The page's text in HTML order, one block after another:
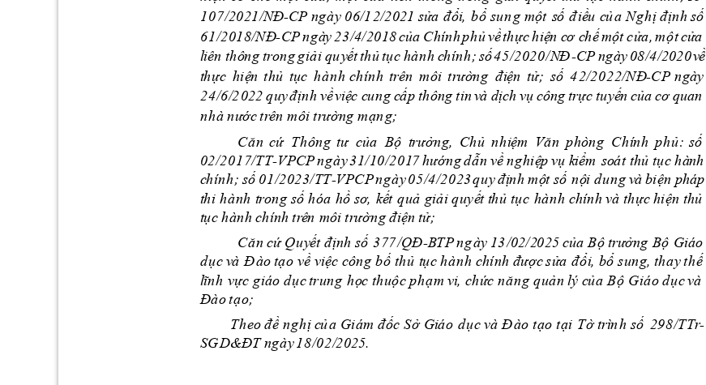
107/2021/NĐ-CP ngày 06/12/2021 sửa đổi, bổ sung một số điều của Nghị định số
61/2018/NĐ-CPngày 23/4/2018 của Chínhphủvềthựchiện cơ chế một cửa, mộtcửa
liên thôngtronggiải quyết thủ tục hành chính; số45/2020/NĐ-CP ngày 08/4/2020về
thực hiện thủ tục hành chính trên môi trường điện tử;
  số
42/2022/NĐ-CP ngày
24/6/2022quyđịnh vềviệc cungcấpthôngtin và dịch vụ côngtrực tuyến củacơ quan
nhà nước trên môi trường mạng;
Căn cứ Thông tư của  Bộ trưởng, Chủ nhiệm Văn phòng Chính phủ: số
02/201 7/TT-VPCPngày31/10/2017hướngdẫn về nghiệpvụ kiểm soát thủ tục hành
chính; số 01/2023/TT-VPCPngày05/4/2023quy định một số nội dung vàbiện pháp
thi hành trong số hóa hồ sơ, kết quả giải quyết thủ tục hành chính và thực hiện thủ
tục hành chính trên môi trường điện tử;
Căn cứ Quyết định số 377/QĐ-BTPngày 13/02/2025 của Bộ trưởng Bộ Giáo
dục và Đàotạo về việc công bố thủ tục hành chính đượcsửa đổi, bổ sung, thay thế
lĩnh vực giáo dục trung học thuộc phạm vi, chức năng quản lý của Bộ Giáo dụcvà
Đàotạo;
Theo đề nghị của Giám đốc Sở Giáo dục và Đào tạo tại Tờ trình số 298/TTr-
SGD&ĐT ngày 18/02/2025.